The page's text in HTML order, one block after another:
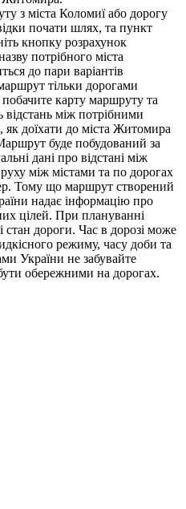
з міста Коломиї або дорогу
почати шлях, та пункт
кнопку розрахунок
потрібного міста
до пари варіантів
тільки дорогами
карту маршруту та
відстань між потрібними
як доїхати до міста Житомира
буде побудований за
дані про відстані між
між містами та по дорогах
Тому що маршрут створений
надає інформацію про
цілей. При плануванні
стан дороги. Час в дорозі може
режиму, часу доби та
України не забувайте
обережними на дорогах.